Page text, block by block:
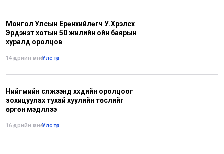
Монгол Улсын Ерөнхийлөгч У.Хүрэлсүх
Эрдэнэт хотын 50 жилийн ойн баярын
хуралд оролцов
14 өдрийн өмнө•Улс төр
Нийгмийн сүлжээнд хүүхдийн оролцоог
зохицуулах тухай хуулийн төслийг
өргөн мэдүүллээ
16 өдрийн өмнө•Улс төр